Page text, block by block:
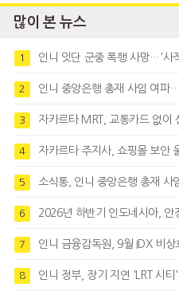
많이 본 뉴스
1 인니 잇단 군중 폭행 사망…'사
2 인니 중앙은행 총재 사임 여파
3 자카르타 MRT, 교통카드 없이
4 자카르타 주지사, 쇼핑몰 보안
5 소식통, 인니 중앙은행 총재 사
6 2026년 하반기 인도네시아, 안
7 인니 금융감독원, 9월 IDX 비상
8 인니 정부, 장기 지연 'LRT 시티'